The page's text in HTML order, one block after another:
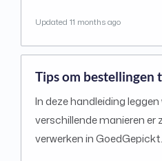
Updated 11 months ago
Tips om bestellingen
In deze handleiding
verschillende manieren er
verwerken in GoedGepickt.